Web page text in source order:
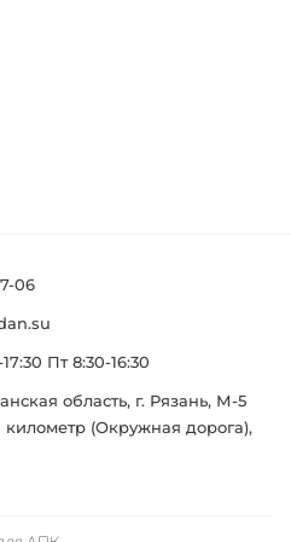
06
Пт 8:30-16:30
область, г. Рязань, М-5
километр (Окружная дорога),